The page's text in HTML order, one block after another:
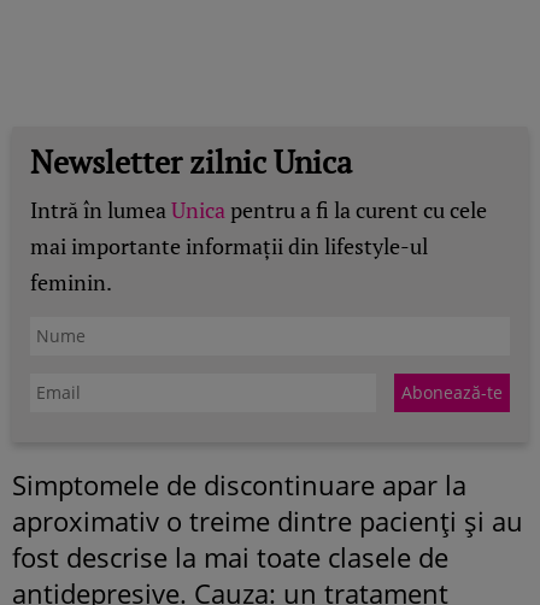
Newsletter zilnic Unica
Intră în lumeaUnicapentru a fi la curent cu cele
mai importante informații din lifestyle-ul
feminin.
Simptomele de discontinuare apar la
aproximativ o treime dintre pacienţi şi au
fost descrise la mai toate clasele de
antidepresive. Cauza: un tratament